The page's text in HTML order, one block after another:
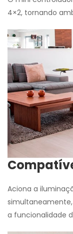
4×2, tornando
Aciona a
a funcionalidade